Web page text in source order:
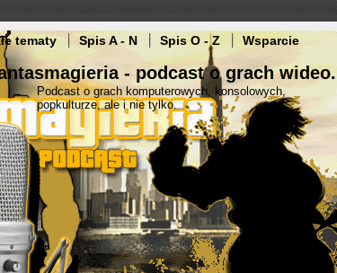
tematy Spis A - N Spis O - Z Wsparcie
- podcast o grach wideo.
Podcast o grach komputerowych, konsolowych,
popkulturze, ale i nie tylko.